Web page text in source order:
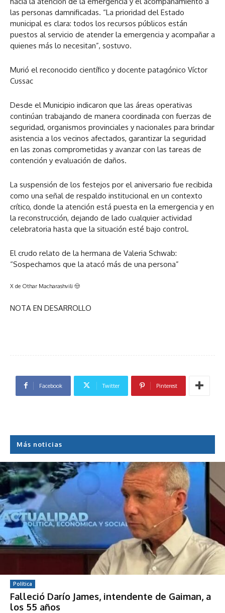
las personas damnificadas. “La prioridad del Estado
municipal es clara: todos los recursos públicos están
puestos al servicio de atender la emergencia y acompañar a
quienes más lo necesitan”, sostuvo.
Murió el reconocido científico y docente patagónico Víctor
Cussac
Desde el Municipio indicaron que las áreas operativas
continúan trabajando de manera coordinada con fuerzas de
seguridad, organismos provinciales y nacionales para brindar
asistencia a los vecinos afectados, garantizar la seguridad
en las zonas comprometidas y avanzar con las tareas de
contención y evaluación de daños.
La suspensión de los festejos por el aniversario fue recibida
como una señal de respaldo institucional en un contexto
crítico, donde la atención está puesta en la emergencia y en
la reconstrucción, dejando de lado cualquier actividad
celebratoria hasta que la situación esté bajo control.
El crudo relato de la hermana de Valeria Schwab:
“Sospechamos que la atacó más de una persona”
X de Othar Macharashvili 🤠
NOTA EN DESARROLLO
Facebook Twitter Pinterest
Más noticias
Política
Falleció Darío James, intendente de Gaiman, a
los 55 años